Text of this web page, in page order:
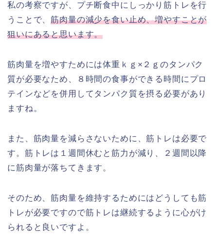
私の考察ですが、プチ断食中にしっかり筋トレを行
うことで、筋肉量の減少を食い止め、増やすことが
狙いにあると思います。
筋肉量を増やすためには体重ｋｇ×２ｇのタンパク
質が必要なため、８時間の食事ができる時間にプロ
テインなどを併用してタンパク質を摂る必要があり
ますね。
また、筋肉量を減らさないために、筋トレは必要で
す。筋トレは１週間休むと筋力が減り、２週間以降
に筋肉量が落ちてきます。
そのため、筋肉量を維持するためにはどうしても筋
トレが必要ですので筋トレは継続するように心がけ
られると良いですよ。